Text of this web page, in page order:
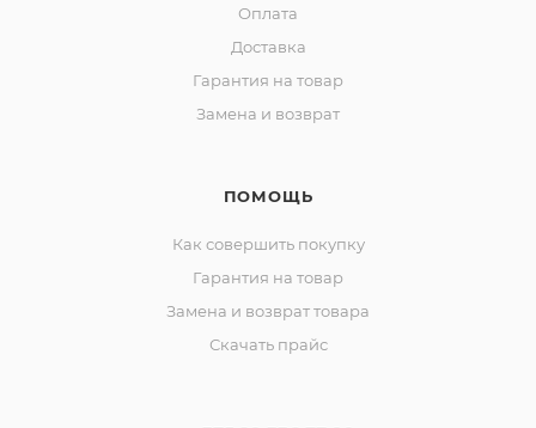
Оплата
Доставка
Гарантия на товар
Замена и возврат
ПОМОЩЬ
Как совершить покупку
Гарантия на товар
Замена и возврат товара
Скачать прайс